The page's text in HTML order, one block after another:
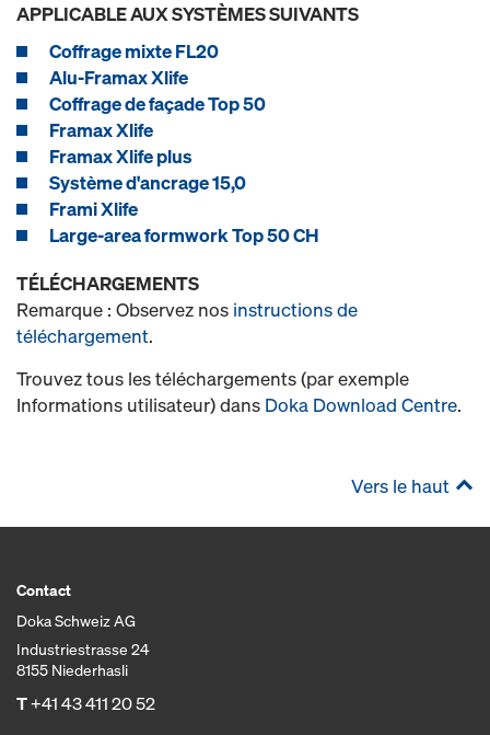
APPLICABLE AUX SYSTÈMES SUIVANTS
Coffrage mixte FL20
Alu-Framax Xlife
Coffrage de façade Top 50
Framax Xlife
Framax Xlife plus
Système d'ancrage 15,0
Frami Xlife
Large-area formwork Top 50 CH
TÉLÉCHARGEMENTS
Remarque : Observez nos instructions de
téléchargement.
Trouvez tous les téléchargements (par exemple
Informations utilisateur) dans Doka Download Centre.
Vers le haut
Contact
Doka Schweiz AG
Industriestrasse 24
8155 Niederhasli
T+41 43 411 20 52